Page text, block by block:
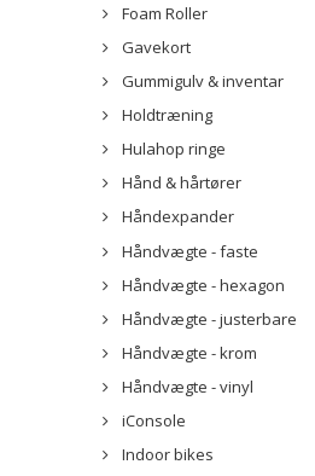
Foam Roller
Gavekort
Gummigulv & inventar
Holdtræning
Hulahop ringe
Hånd & hårtører
Håndexpander
Håndvægte - faste
Håndvægte - hexagon
Håndvægte - justerbare
Håndvægte - krom
Håndvægte - vinyl
iConsole
Indoor bikes